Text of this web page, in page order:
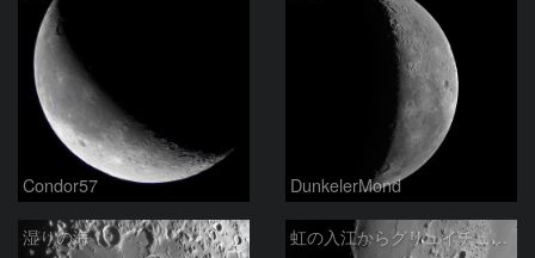
Condor57 DunkelerMond
湿りの海 虹の入江からグリュイチュイゼンδ、γへ